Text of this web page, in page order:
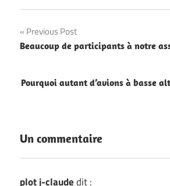
Navigation
de
l’article
Previous Post
Beaucoup de participants à notre
Pourquoi autant d’avions à basse
Un commentaire
plot j-claudedit :